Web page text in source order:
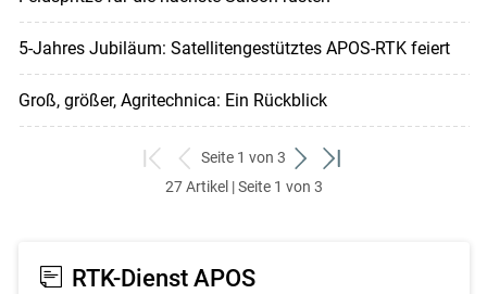
5-Jahres Jubiläum: Satellitengestütztes APOS-RTK feiert
Groß, größer, Agritechnica: Ein Rückblick
zum
ersten
zurück
zum
Seite 1 von 3
weiter
zum
zum
27 Artikel | Seite 1 von 3
RTK-Dienst APOS